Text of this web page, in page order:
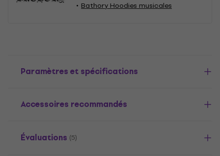
Bathory Hoodies musicales
Paramètres et spécifications
Accessoires recommandés
Évaluations (5)